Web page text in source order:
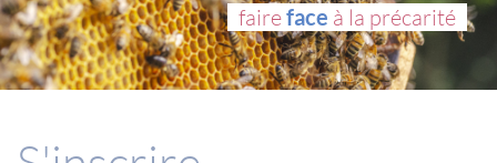
faireface à la précarité